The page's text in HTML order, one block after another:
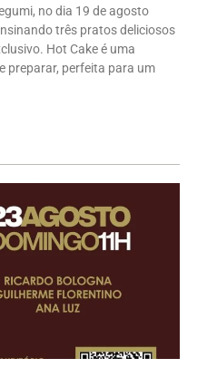
no dia 19 de agosto
três pratos deliciosos
Hot Cake é uma
preparar, perfeita para um